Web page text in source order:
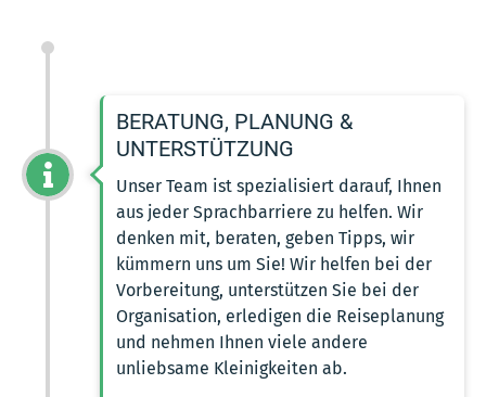
BERATUNG, PLANUNG &
UNTERSTÜTZUNG
Unser Team ist spezialisiert darauf, Ihnen
aus jeder Sprachbarriere zu helfen. Wir
denken mit, beraten, geben Tipps, wir
kümmern uns um Sie! Wir helfen bei der
Vorbereitung, unterstützen Sie bei der
Organisation, erledigen die Reiseplanung
und nehmen Ihnen viele andere
unliebsame Kleinigkeiten ab.